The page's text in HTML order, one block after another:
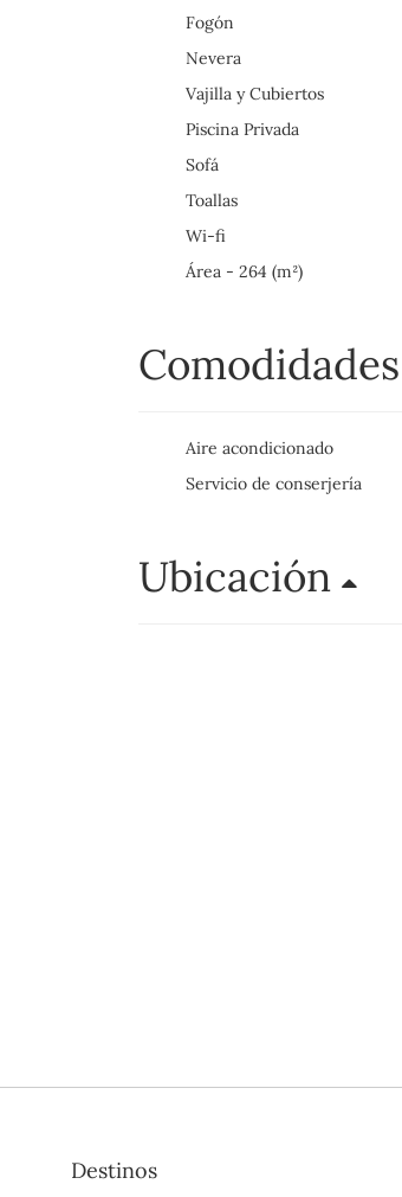
Fogón
Nevera
Vajilla y Cubiertos
Piscina Privada
Sofá
Toallas
Wi-fi
Área - 264 (m²)
Aire acondicionado
Servicio de conserjería
Ubicación
Destinos